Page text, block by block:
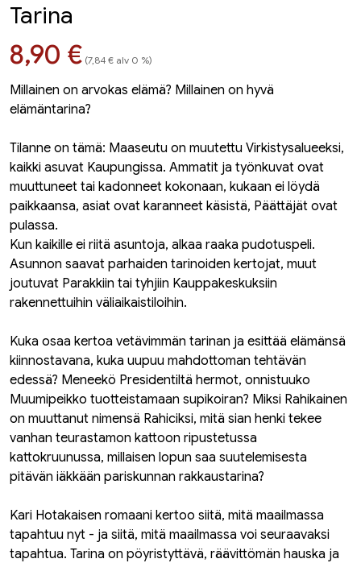
Tarina
Hinta nyt
8,90 € (7,84 € alv 0 %)
Millainen on arvokas elämä? Millainen on hyvä
elämäntarina?
Tilanne on tämä: Maaseutu on muutettu Virkistysalueeksi,
kaikki asuvat Kaupungissa. Ammatit ja työnkuvat ovat
muuttuneet tai kadonneet kokonaan, kukaan ei löydä
paikkaansa, asiat ovat karanneet käsistä, Päättäjät ovat
pulassa.
Kun kaikille ei riitä asuntoja, alkaa raaka pudotuspeli.
Asunnon saavat parhaiden tarinoiden kertojat, muut
joutuvat Parakkiin tai tyhjiin Kauppakeskuksiin
rakennettuihin väliaikaistiloihin.
Kuka osaa kertoa vetävimmän tarinan ja esittää elämänsä
kiinnostavana, kuka uupuu mahdottoman tehtävän
edessä? Meneekö Presidentiltä hermot, onnistuuko
Muumipeikko tuotteistamaan supikoiran? Miksi Rahikainen
on muuttanut nimensä Rahiciksi, mitä sian henki tekee
vanhan teurastamon kattoon ripustetussa
kattokruunussa, millaisen lopun saa suutelemisesta
pitävän iäkkään pariskunnan rakkaustarina?
Kari Hotakaisen romaani kertoo siitä, mitä maailmassa
tapahtuu nyt - ja siitä, mitä maailmassa voi seuraavaksi
tapahtua. Tarina on pöyristyttävä, räävittömän hauska ja